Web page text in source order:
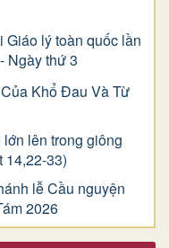
lý toàn quốc lần
Ngày thứ 3
Khổ Ðau Và Từ
lên trong giông
14,22-33)
lễ Cầu nguyện
2026